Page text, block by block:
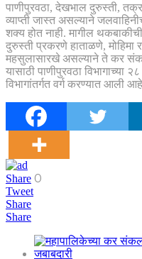
पाणीपुरवठा, देखभाल दुरुस्ती,
व्याप्ती जास्त असल्याने
शक्य होत नाही. मागील
दुरुस्ती प्रकरणे हाताळणे,
महसुलासारखे असल्याने ते कर
यासाठी पाणीपुरवठा विभागाच्या
विभागांतर्गत वर्ग करण्यात आली
Share 0
Tweet
Share
Share